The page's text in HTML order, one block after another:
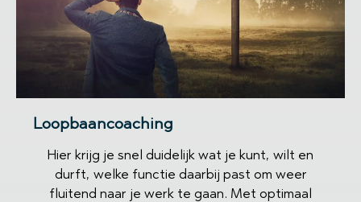
Loopbaancoaching
Hier krijg je snel duidelijk wat je kunt, wilt en
durft, welke functie daarbij past om weer
fluitend naar je werk te gaan. Met optimaal